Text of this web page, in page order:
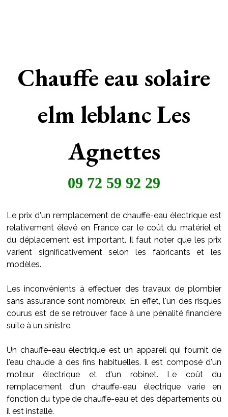
Chauffe eau solaire
elm leblanc Les
Agnettes
09 72 59 92 29
Le prix d'un remplacement de chauffe-eau électrique est
relativement élevé en France car le coût du matériel et
du déplacement est important. Il faut noter que les prix
varient significativement selon les fabricants et les
modèles.
Les inconvénients à effectuer des travaux de plombier
sans assurance sont nombreux. En effet, l'un des risques
courus est de se retrouver face à une pénalité financière
suite à un sinistre.
Un chauffe-eau électrique est un appareil qui fournit de
l'eau chaude à des fins habituelles. Il est composé d'un
moteur électrique et d'un robinet. Le coût du
remplacement d'un chauffe-eau électrique varie en
fonction du type de chauffe-eau et des départements où
il est installé.